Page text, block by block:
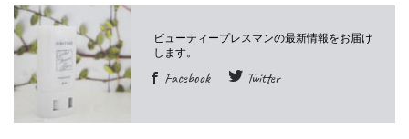
Facebook Twitter